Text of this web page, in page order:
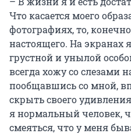
Что касается моего
фотографиях, то,
настоящего. На экранах
грустной и унылой
всегда хожу со слезами
пообщавшись со мной,
скрыть своего
я нормальный человек,
смеяться, что у меня